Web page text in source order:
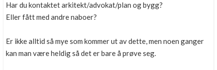
Har du kontaktet arkitekt/advokat/plan og bygg?
Eller fått med andre naboer?
Er ikke alltid så mye som kommer ut av dette, men noen ganger
kan man være heldig så det er bare å prøve seg.